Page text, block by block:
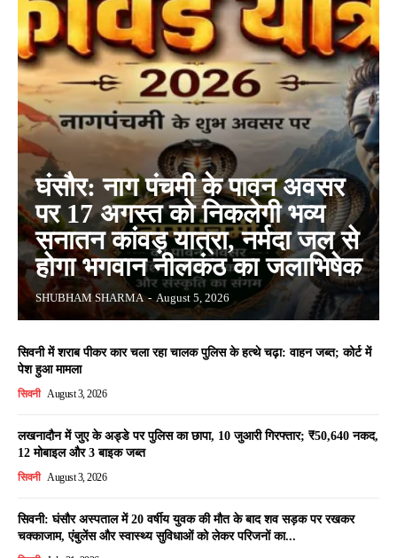
घंसौर: नाग पंचमी के पावन अवसर
पर 17 अगस्त को निकलेगी भव्य
सनातन कांवड़ यात्रा, नर्मदा जल से
होगा भगवान नीलकंठ का जलाभिषेक
SHUBHAM SHARMA - August 5, 2026
सिवनी में शराब पीकर कार चला रहा चालक पुलिस के हत्थे चढ़ा: वाहन जब्त; कोर्ट में
पेश हुआ मामला
सिवनी August 3, 2026
लखनादौन में जुए के अड्डे पर पुलिस का छापा, 10 जुआरी गिरफ्तार; ₹50,640 नकद,
12 मोबाइल और 3 बाइक जब्त
सिवनी August 3, 2026
सिवनी: घंसौर अस्पताल में 20 वर्षीय युवक की मौत के बाद शव सड़क पर रखकर
चक्काजाम, एंबुलेंस और स्वास्थ्य सुविधाओं को लेकर परिजनों का...